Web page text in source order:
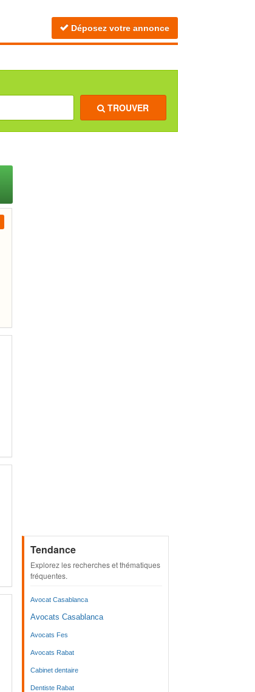
Déposez votre annonce
TROUVER
Tendance
Explorez les recherches et thématiques
fréquentes.
Avocat Casablanca
Avocats Casablanca
Avocats Fes
Avocats Rabat
Cabinet dentaire
Dentiste Rabat